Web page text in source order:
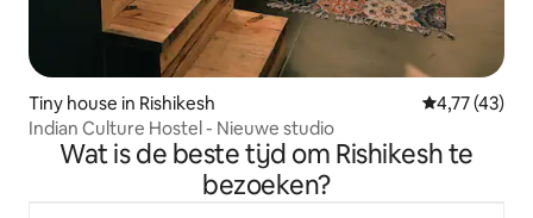
Tiny house in Rishikesh Gemiddelde
4,77 (43)
Indian Culture Hostel - Nieuwe studio
Wat is de beste tijd om Rishikesh te
bezoeken?